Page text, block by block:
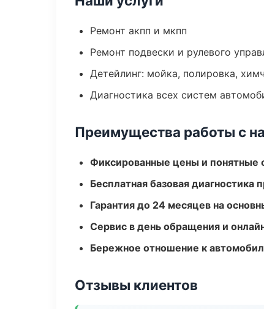
Ремонт акпп и мкпп
Ремонт подвески и рулевого
Детейлинг: мойка, полировка,
Диагностика всех систем
Преимущества работы с
Фиксированные цены и понятные
Бесплатная базовая диагностика
Гарантия до 24 месяцев на
Сервис в день обращения и
Бережное отношение к
Отзывы клиентов